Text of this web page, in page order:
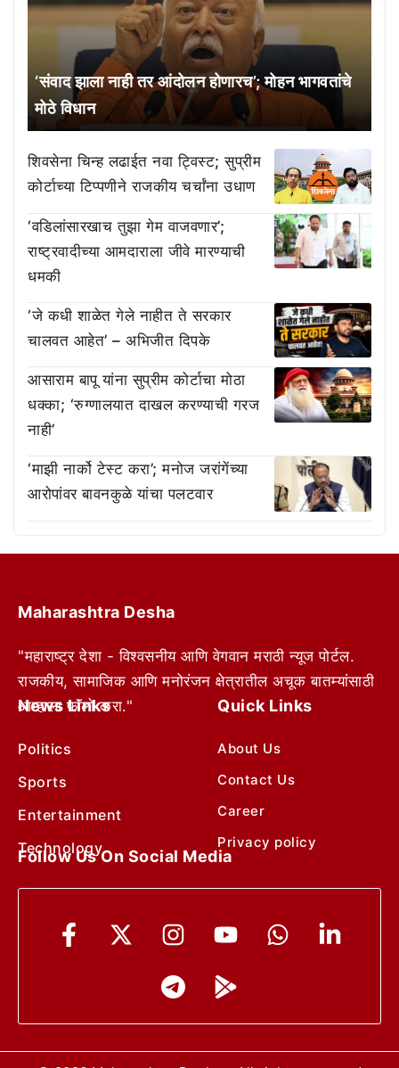
‘संवाद झाला नाही तर आंदोलन होणारच’; मोहन भागवतांचे
मोठे विधान
शिवसेना चिन्ह लढाईत नवा ट्विस्ट; सुप्रीम
कोर्टाच्या टिप्पणीने राजकीय चर्चांना उधाण
‘वडिलांसारखाच तुझा गेम वाजवणार’;
राष्ट्रवादीच्या आमदाराला जीवे मारण्याची
धमकी
‘जे कधी शाळेत गेले नाहीत ते सरकार
चालवत आहेत’ – अभिजीत दिपके
आसाराम बापू यांना सुप्रीम कोर्टाचा मोठा
धक्का; ‘रुग्णालयात दाखल करण्याची गरज
नाही’
‘माझी नार्को टेस्ट करा’; मनोज जरांगेंच्या
आरोपांवर बावनकुळे यांचा पलटवार
Maharashtra Desha
"महाराष्ट्र देशा - विश्वसनीय आणि वेगवान मराठी न्यूज पोर्टल.
राजकीय, सामाजिक आणि मनोरंजन क्षेत्रातील अचूक बातम्यांसाठी
आम्हाला फॉलो करा."
News Links
Politics
Sports
Entertainment
Technology
Quick Links
About Us
Contact Us
Career
Privacy policy
Follow Us On Social Media